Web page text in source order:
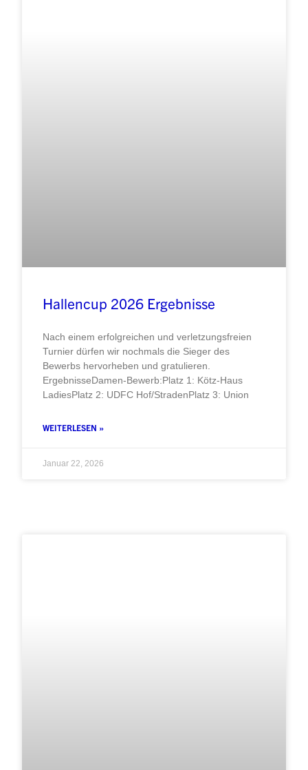
Hallencup 2026 Ergebnisse
Nach einem erfolgreichen und verletzungsfreien
Turnier dürfen wir nochmals die Sieger des
Bewerbs hervorheben und gratulieren.
ErgebnisseDamen-Bewerb:Platz 1: Kötz-Haus
LadiesPlatz 2: UDFC Hof/StradenPlatz 3: Union
WEITERLESEN »
Januar 22, 2026